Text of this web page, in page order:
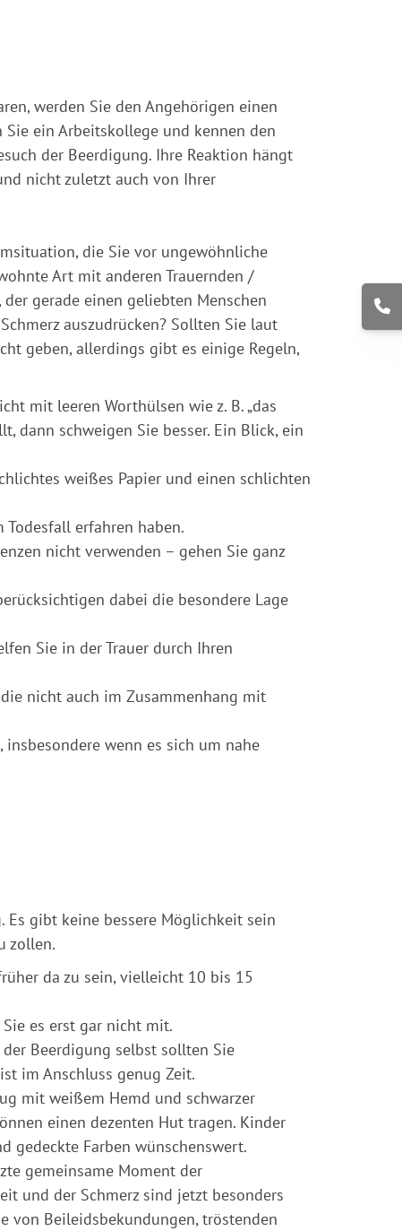
werden Sie den Angehörigen einen
ein Arbeitskollege und kennen den
der Beerdigung. Ihre Reaktion hängt
nicht zuletzt auch von Ihrer
die Sie vor ungewöhnliche
Art mit anderen Trauernden /
gerade einen geliebten Menschen
auszudrücken? Sollten Sie laut
geben, allerdings gibt es einige Regeln,
mit leeren Worthülsen wie z. B. „das
dann schweigen Sie besser. Ein Blick, ein
weißes Papier und einen schlichten
erfahren haben.
nicht verwenden – gehen Sie ganz
dabei die besondere Lage
Sie in der Trauer durch Ihren
nicht auch im Zusammenhang mit
wenn es sich um nahe
Es gibt keine bessere Möglichkeit sein
zollen.
da zu sein, vielleicht 10 bis 15
es erst gar nicht mit.
der Beerdigung selbst sollten Sie
im Anschluss genug Zeit.
mit weißem Hemd und schwarzer
einen dezenten Hut tragen. Kinder
gedeckte Farben wünschenswert.
gemeinsame Moment der
und der Schmerz sind jetzt besonders
von Beileidsbekundungen, tröstenden